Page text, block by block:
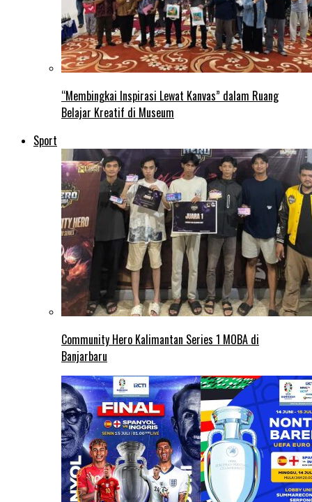
“Membingkai Inspirasi Lewat Kanvas” dalam Ruang
Belajar Kreatif di Museum
Sport
Community Hero Kalimantan Series 1 MOBA di
Banjarbaru